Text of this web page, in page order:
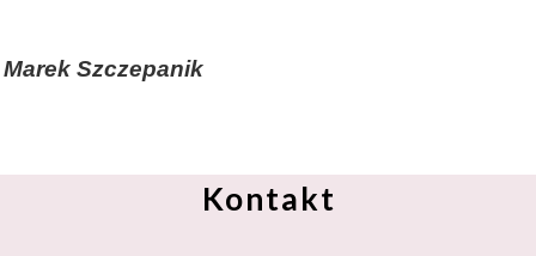
Marek Szczepanik
Kontakt